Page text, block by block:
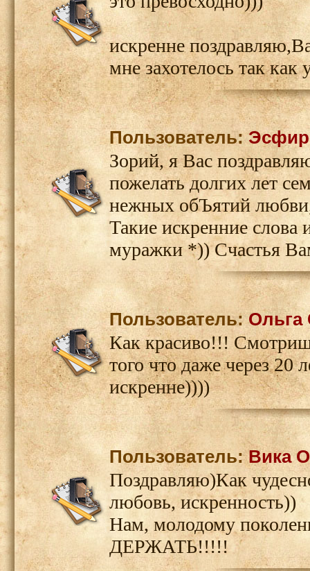
искренне
мне захотелось так как
Пользователь:
Зорий, я Вас
пожелать долгих лет
нежных обЪятий
Такие искренние слова
муражки *)) Счастья
Пользователь:Ольга
Как красиво!!!
того что даже через 20
искренне))))
Пользователь:Вика
Поздравляю)Как
любовь, искренность))
Нам, молодому
ДЕРЖАТЬ!!!!!